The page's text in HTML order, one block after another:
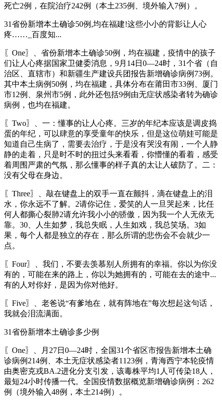
死亡2例，在院治疗242例（本土235例、境外输入7例）。
31省份新增本土确诊50例,均在福建!这些小小的背影让人心
疼……_百度知...
〖One〗、省份新增本土确诊50例，均在福建，疫情中的孩子
们让人心疼据国家卫健委消息，9月14日0—24时，31个省（自
治区、直辖市）和新疆生产建设兵团报告新增确诊病例73例。
其中本土病例50例，均在福建，具体分布在莆田市33例、厦门
市12例、泉州市5例，此外还包括9例由无症状感染者转为确诊
病例，也均在福建。
〖Two〗、一：懂事的让人心疼。三岁的年纪本应该是调皮捣
蛋的年纪，可以肆意的享受童年的快乐，但是这位萌娃可能是
知道自己生病了，需要去治疗，于是没有哭没有闹，一个人静
静的走着，只是时不时的扭过头来看看，你懵懂的看着，感受
着周围严肃的气氛，那么懂事的样子真的太让人破防了。二：
没有父母在身边。
〖Three〗、敲在键盘上的双手一直在颤抖，滴在键盘上的泪
水，你永远不了解。2请你记住，爱笑的人一旦哭起来，比任
何人都撕心裂肺2请允许我小小的骄傲，因为我一个人无依无
靠。30、人生如梦，我总失眠，人生如戏，我总笑场。3如
果，每个人都是独立的存在，那么所谓的悲伤会不会就少一
点。
〖Four〗、我们，不要去羡慕别人所拥有的幸福。你以为你没
有的，可能在来的路上，你以为她拥有的，可能在去的途中...
有的人对你好，是因为你对他好。
〖Five〗、老爸说“有爹地在，就有阵地在”每次想起这句话，
我就会泪流满面。
31省份新增本土确诊多少例
〖One〗、月27日0—24时，全国31个省区市报告新增本土确
诊病例214例、本土无症状感染者1123例，青海西宁本轮疫情
由奥密克戎BA.2进化分支引发，该毒株平均1人可传染18人，
最短24小时传播一代。全国疫情数据概览新增确诊病例：262
例（境外输入48例，本土214例）。